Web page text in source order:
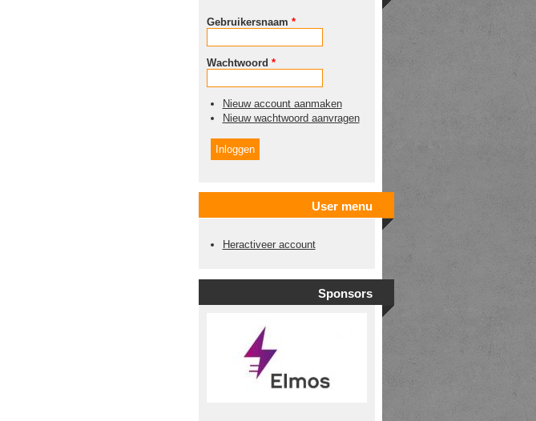
Gebruikersnaam *
Wachtwoord *
Nieuw account aanmaken
Nieuw wachtwoord aanvragen
User menu
Heractiveer account
Sponsors